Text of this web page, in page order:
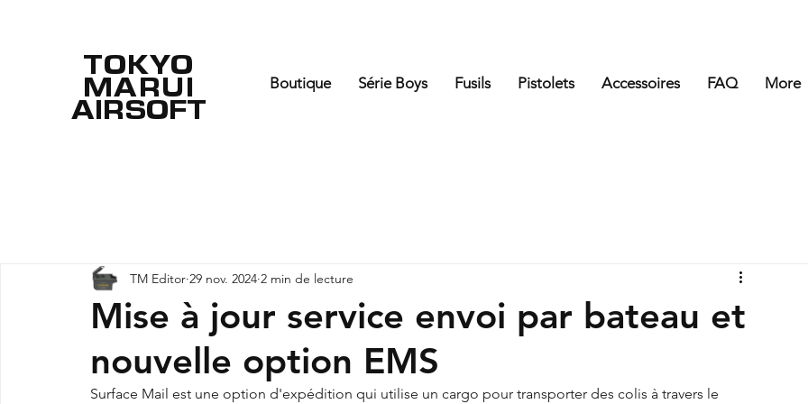
TOKYO
MARUI
AIRSOFT
Boutique Série Boys Fusils Pistolets Accessoires FAQ More
Mise à jour service envoi par bateau et
nouvelle option EMS
TM Editor 29 nov. 2024 2 min de lecture
Surface Mail est une option d'expédition qui utilise un cargo pour transporter des colis à travers le